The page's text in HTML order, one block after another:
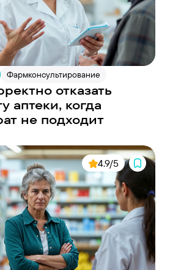
Фармконсультирование
отказать
аптеки, когда
не подходит
4.9/5